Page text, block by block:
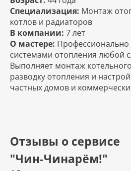
Специализация: Монтаж
котлов и радиаторов
В компании: 7 лет
О мастере: Профессионально
системами отопления любой
Выполняет монтаж
разводку отопления и
частных домов и
Отзывы о сервисе
"Чин‑Чинарём!"